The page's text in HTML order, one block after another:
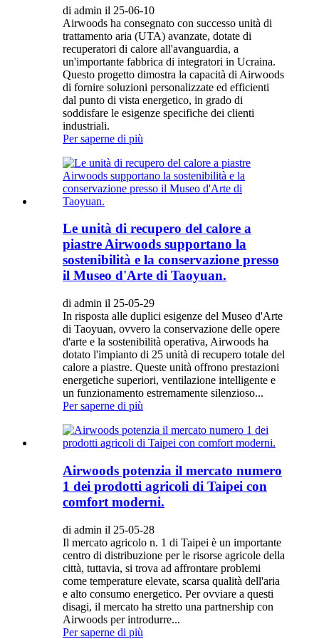
di admin il 25-06-10
Airwoods ha consegnato con successo unità di
trattamento aria (UTA) avanzate, dotate di
recuperatori di calore all'avanguardia, a
un'importante fabbrica di integratori in Ucraina.
Questo progetto dimostra la capacità di Airwoods
di fornire soluzioni personalizzate ed efficienti
dal punto di vista energetico, in grado di
soddisfare le esigenze specifiche dei clienti
industriali.
Per saperne di più
Le unità di recupero del calore a
piastre Airwoods supportano la
sostenibilità e la conservazione presso
il Museo d'Arte di Taoyuan.
di admin il 25-05-29
In risposta alle duplici esigenze del Museo d'Arte
di Taoyuan, ovvero la conservazione delle opere
d'arte e la sostenibilità operativa, Airwoods ha
dotato l'impianto di 25 unità di recupero totale del
calore a piastre. Queste unità offrono prestazioni
energetiche superiori, ventilazione intelligente e
un funzionamento estremamente silenzioso...
Per saperne di più
Airwoods potenzia il mercato numero
1 dei prodotti agricoli di Taipei con
comfort moderni.
di admin il 25-05-28
Il mercato agricolo n. 1 di Taipei è un importante
centro di distribuzione per le risorse agricole della
città, tuttavia, si trova ad affrontare problemi
come temperature elevate, scarsa qualità dell'aria
e alto consumo energetico. Per ovviare a questi
disagi, il mercato ha stretto una partnership con
Airwoods per introdurre...
Per saperne di più